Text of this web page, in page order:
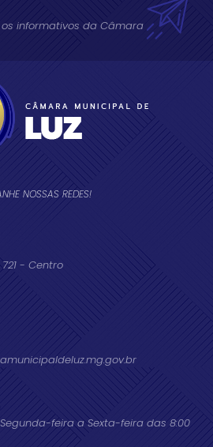
NOSSAS REDES!
- Centro
feira a Sexta-feira das 8:00
informativos da Câmara